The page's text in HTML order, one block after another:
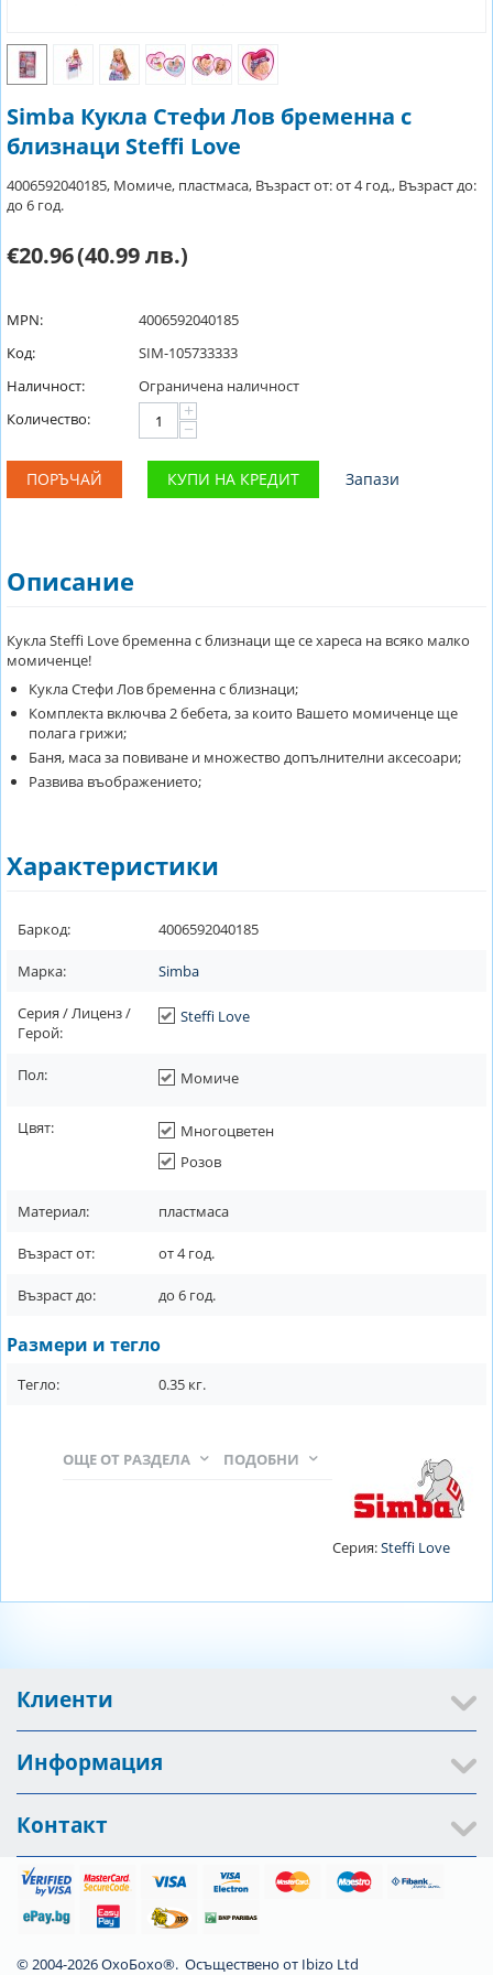
Simba Кукла Стефи Лов бременна с
близнаци Steffi Love
4006592040185, Момиче, пластмаса, Възраст от: от 4 год., Възраст до:
до 6 год.
€20.96(40.99 лв.)
MPN:
4006592040185
Код:
SIM-105733333
Наличност:
Ограничена наличност
Количество:
+
−
ПОРЪЧАЙ КУПИ НА КРЕДИТ Запази
Описание
Кукла Steffi Love бременна с близнаци ще се хареса на всяко малко
момиченце!
Кукла Стефи Лов бременна с близнаци;
Комплекта включва 2 бебета, за които Вашето момиченце ще
полага грижи;
Баня, маса за повиване и множество допълнителни аксесоари;
Развива въображението;
Характеристики
Баркод: 4006592040185
Марка: Simba
Серия / Лиценз /
Герой:
Steffi Love
Пол: Момиче
Цвят:
Многоцветен
Розов
Материал: пластмаса
Възраст от: от4год.
Възраст до: до 6 год.
Размери и тегло
Тегло: 0.35 кг.
Серия:Steffi Love
ПОДОБНИ
ОЩЕ ОТ РАЗДЕЛА
Клиенти
Информация
Контакт
© 2004-2026 ОхоБохо®. Осъществено от Ibizo Ltd